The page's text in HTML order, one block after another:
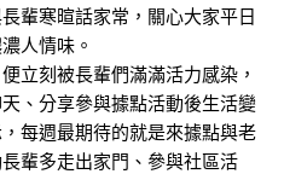
輩寒暄話家常，關心大家平日
人情味。
刻被長輩們滿滿活力感染，
、分享參與據點活動後生活變
每週最期待的就是來據點與老
輩多走出家門、參與社區活